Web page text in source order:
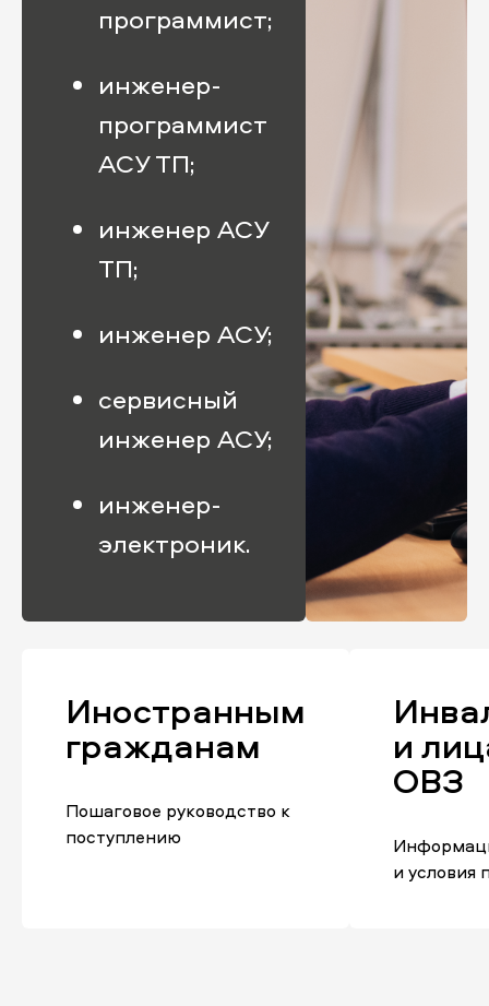
программист;
инженер-
программист
АСУ ТП;
инженер АСУ
ТП;
инженер АСУ;
сервисный
инженер АСУ;
инженер-
электроник.
Иностранным
гражданам
Пошаговое руководство к
поступлению
и
ОВЗ
и условия